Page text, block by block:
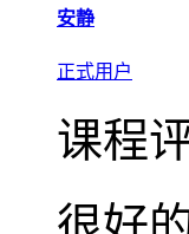
安静
正式用户
课程